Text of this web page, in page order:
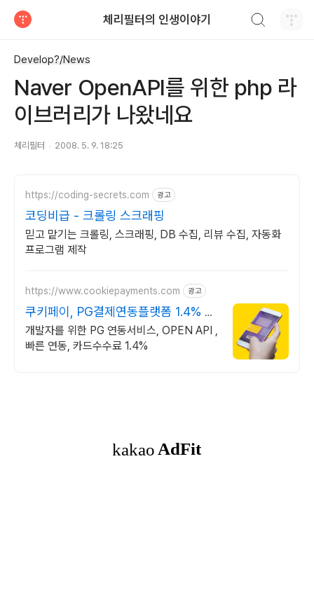
체리필터의 인생이야기
Develop?/News
Naver OpenAPI를 위한 php 라
이브러리가 나왔네요
체리필터 2008. 5. 9. 18:25
https://coding-secrets.com 광고
코딩비급 - 크롤링 스크래핑
믿고 맡기는 크롤링, 스크래핑, DB 수집, 리뷰 수집, 자동화
프로그램 제작
https://www.cookiepayments.com 광고
쿠키페이, PG결제연동플랫폼 1.4% 국
내 최저 수수료
개발자를 위한 PG 연동서비스, OPEN API ,
빠른 연동, 카드수수료 1.4%